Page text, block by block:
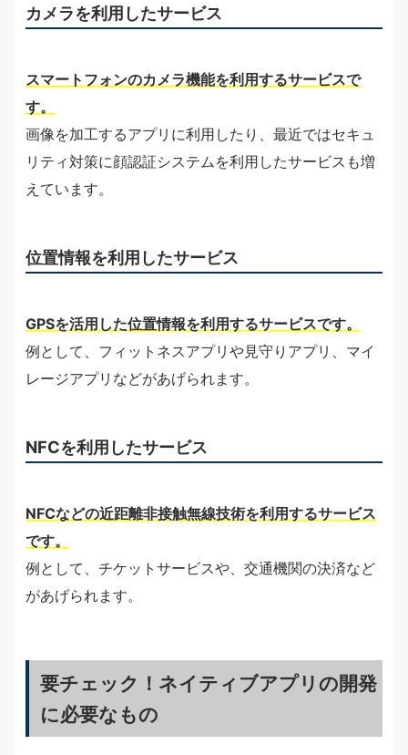
カメラを利用したサービス
スマートフォンのカメラ機能を利用するサービスで
す。
画像を加工するアプリに利用したり、最近ではセキュ
リティ対策に顔認証システムを利用したサービスも増
えています。
位置情報を利用したサービス
GPSを活用した位置情報を利用するサービスです。
例として、フィットネスアプリや見守りアプリ、マイ
レージアプリなどがあげられます。
NFCを利用したサービス
NFCなどの近距離非接触無線技術を利用するサービス
です。
例として、チケットサービスや、交通機関の決済など
があげられます。
要チェック！ネイティブアプリの開発
に必要なもの